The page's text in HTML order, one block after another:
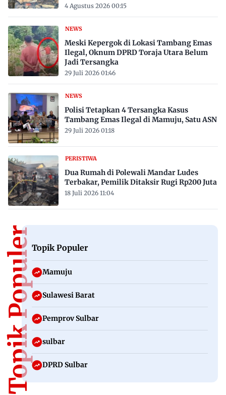
4 Agustus 2026 00:15
NEWS
Meski Kepergok di Lokasi Tambang Emas
Ilegal, Oknum DPRD Toraja Utara Belum
Jadi Tersangka
29 Juli 2026 01:46
NEWS
Polisi Tetapkan 4 Tersangka Kasus
Tambang Emas Ilegal di Mamuju, Satu ASN
29 Juli 2026 01:18
PERISTIWA
Dua Rumah di Polewali Mandar Ludes
Terbakar, Pemilik Ditaksir Rugi Rp200 Juta
18 Juli 2026 11:04
Topik PopulerTopik Populer
Mamuju
Sulawesi Barat
Pemprov Sulbar
sulbar
DPRD Sulbar